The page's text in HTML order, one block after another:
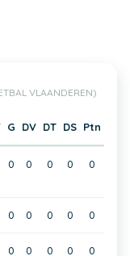
VLAANDEREN)
G DV DT DS Ptn
0 0 0 0 0
0 0 0 0 0
0 0 0 0 0